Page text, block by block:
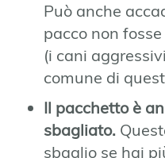
Può anche
pacco non
(i cani
comune di
Il pacchetto è
sbagliato.
sbaglio se hai